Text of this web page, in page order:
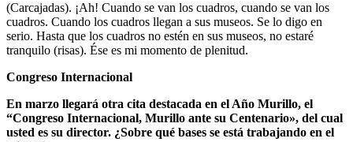
(Carcajadas). ¡Ah! Cuando se van los cuadros, cuando se van los
cuadros. Cuando los cuadros llegan a sus museos. Se lo digo en
serio. Hasta que los cuadros no estén en sus museos, no estaré
tranquilo (risas). Ése es mi momento de plenitud.
Congreso Internacional
En marzo llegará otra cita destacada en el Año Murillo, el
“Congreso Internacional, Murillo ante su Centenario», del cual
usted es su director. ¿Sobre qué bases se está trabajando en el